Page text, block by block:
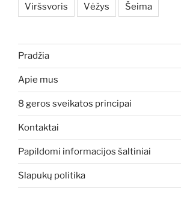
Viršsvoris Vėžys Šeima
Pradžia
Apie mus
8 geros sveikatos principai
Kontaktai
Papildomi informacijos šaltiniai
Slapukų politika